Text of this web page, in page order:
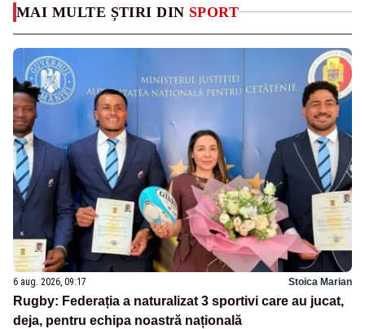
MAI MULTE ȘTIRI DIN SPORT
6 aug. 2026, 09:17 Stoica Marian
Rugby: Federația a naturalizat 3 sportivi care au jucat,
deja, pentru echipa noastră națională